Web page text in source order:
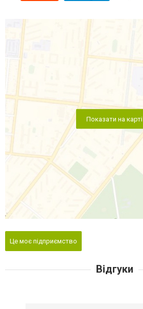
Показати на карті
Це моє підприємство
Відгуки